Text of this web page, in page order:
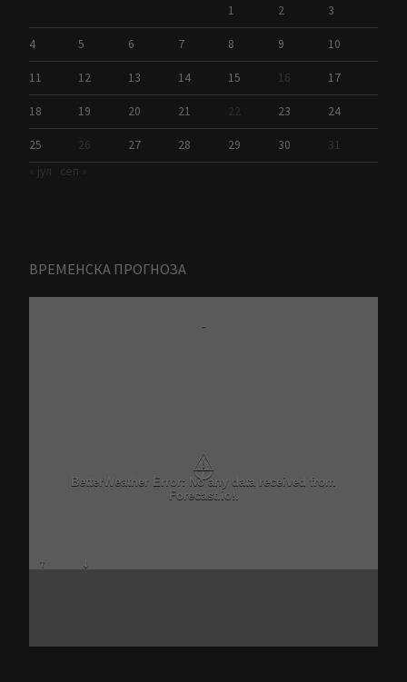
1 2 3
4 5 6 7 8 9 10
11 12 13 14 15 16 17
18 19 20 21 22 23 24
25 26 27 28 29 30
31
« јул
сеп »
ВРЕМЕНСКА ПРОГНОЗА
-
⚠
BetterWeather Error: No any data received from
Forecast.io!.